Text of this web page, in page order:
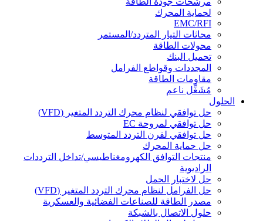
لحماية المحرك
EMC/RFI
محاثات التيار المتردد/المستمر
محولات الطاقة
تحميل البنك
المجددات وقواطع الفرامل
مقاومات الطاقة
مُشَغِّل ناعم
الحلول
حل توافقي لنظام محرك التردد المتغير (VFD)
حل توافقي لمروحة EC
حل توافقي لفرن التردد المتوسط
حل حماية المحرك
منتجات التوافق الكهرومغناطيسي/تداخل الترددات
الراديوية
حل لاختبار الحمل
حل الفرامل لنظام محرك التردد المتغير (VFD)
مصدر الطاقة للصناعات الفضائية والعسكرية
حلول الاتصال بالشبكة